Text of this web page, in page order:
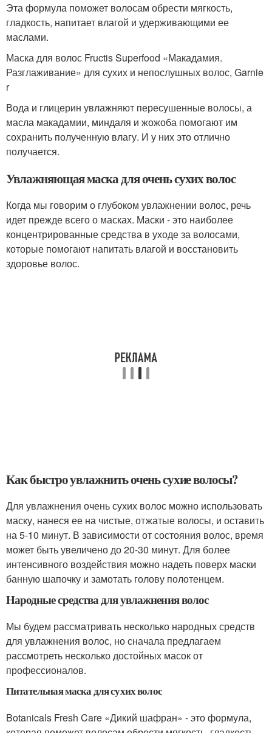
Эта формула поможет волосам обрести мягкость,
гладкость, напитает влагой и удерживающими ее
маслами.
Маска для волос Fructis Superfood «Макадамия.
Разглаживание» для сухих и непослушных волос, Garnie
r
Вода и глицерин увлажняют пересушенные волосы, а
масла макадамии, миндаля и жожоба помогают им
сохранить полученную влагу. И у них это отлично
получается.
Увлажняющая маска для очень сухих волос
Когда мы говорим о глубоком увлажнении волос, речь
идет прежде всего о масках. Маски - это наиболее
концентрированные средства в уходе за волосами,
которые помогают напитать влагой и восстановить
здоровье волос.
Как быстро увлажнить очень сухие волосы?
Для увлажнения очень сухих волос можно использовать
маску, нанеся ее на чистые, отжатые волосы, и оставить
на 5-10 минут. В зависимости от состояния волос, время
может быть увеличено до 20-30 минут. Для более
интенсивного воздействия можно надеть поверх маски
банную шапочку и замотать голову полотенцем.
Народные средства для увлажнения волос
Мы будем рассматривать несколько народных средств
для увлажнения волос, но сначала предлагаем
рассмотреть несколько достойных масок от
профессионалов.
Питательная маска для сухих волос
Botanicals Fresh Care «Дикий шафран» - это формула,